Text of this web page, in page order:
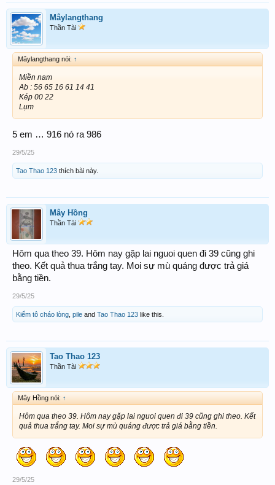
Mâylangthang
Thần Tài
Mâylangthang nói: ↑
Miền nam
Ab : 56 65 16 61 14 41
Kép 00 22
Lụm
5 em … 916 nó ra 986
29/5/25
Tao Thao 123 thích bài này.
Mây Hồng
Thần Tài
Hôm qua theo 39. Hôm nay gặp lai nguoi quen đi 39 cũng ghi
theo. Kết quả thua trắng tay. Moi sự mù quáng được trả giá
bằng tiền.
29/5/25
Kiếm tô cháo lòng pile and Tao Thao 123 like this.
Tao Thao 123
Thần Tài
Mây Hồng nói: ↑
Hôm qua theo 39. Hôm nay gặp lai nguoi quen đi 39 cũng ghi theo. Kết
quả thua trắng tay. Moi sự mù quáng được trả giá bằng tiền.
29/5/25